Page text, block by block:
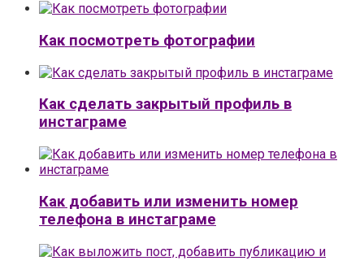
Как посмотреть фотографии
Как сделать закрытый профиль в
инстаграме
Как добавить или изменить номер
телефона в инстаграме